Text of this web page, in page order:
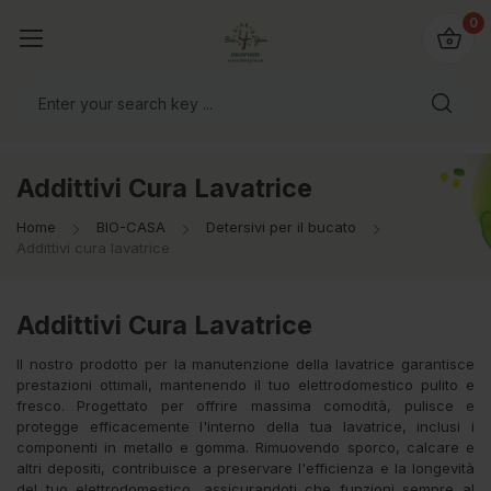
mondo!
0
Addittivi Cura Lavatrice
Home BIO-CASA
Detersivi per il bucato
Addittivi cura lavatrice
Addittivi Cura Lavatrice
Il nostro prodotto per la manutenzione della lavatrice garantisce
prestazioni ottimali, mantenendo il tuo elettrodomestico pulito e
fresco. Progettato per offrire massima comodità, pulisce e
protegge efficacemente l'interno della tua lavatrice, inclusi i
componenti in metallo e gomma. Rimuovendo sporco, calcare e
altri depositi, contribuisce a preservare l'efficienza e la longevità